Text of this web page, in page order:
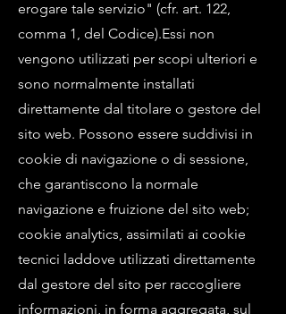
erogare tale servizio" (cfr. art. 122,
comma 1, del Codice).Essi non
vengono utilizzati per scopi ulteriori e
sono normalmente installati
direttamente dal titolare o gestore del
sito web. Possono essere suddivisi in
cookie di navigazione o di sessione,
che garantiscono la normale
navigazione e fruizione del sito web;
cookie analytics, assimilati ai cookie
tecnici laddove utilizzati direttamente
dal gestore del sito per raccogliere
informazioni, in forma aggregata, sul